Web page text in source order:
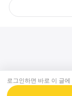
로그인하면 바로 이 글에